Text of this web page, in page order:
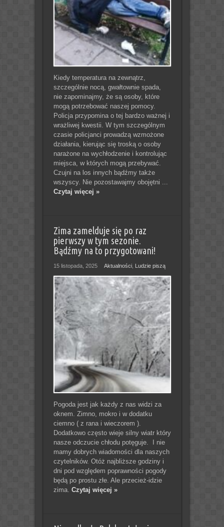
Kiedy temperatura na zewnątrz,
szczególnie nocą, gwałtownie spada,
nie zapominajmy, że są osoby, które
mogą potrzebować naszej pomocy.
Policja przypomina o tej bardzo ważnej i
wrażliwej kwestii. W tym szczególnym
czasie policjanci prowadzą wzmożone
działania, kierując się troską o osoby
narażone na wychłodzenie i kontrolując
miejsca, w których mogą przebywać.
Czujni na los innych bądźmy także
wszyscy. Nie pozostawajmy obojętni ...
Czytaj więcej »
Zima zamelduje się po raz
pierwszy w tym sezonie.
Bądźmy na to przygotowani!
15 listopada, 2025 Aktualności, Ludzie piszą
Pogoda jest jak każdy z nas widzi za
oknem. Zimno, mokro i w dodatku
ciemno ( z rana i wieczorem ).
Dodatkowo często wieje silny wiatr który
nasze odczucie chłodu potęguje. I nie
mamy dobrych wiadomości dla naszych
czytelników. Otóż najbliższe godziny i
dni pod względem poprawności pogody
będą po prostu złe. Ale przecież-idzie
zima. Czytaj więcej »